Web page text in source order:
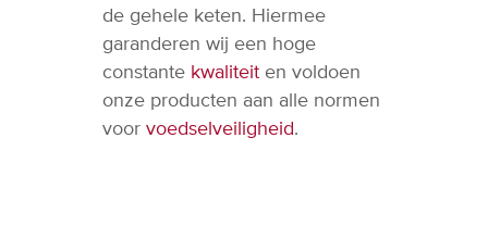
de gehele keten. Hiermee
garanderen wij een hoge
constante kwaliteit en voldoen
onze producten aan alle normen
voor voedselveiligheid.